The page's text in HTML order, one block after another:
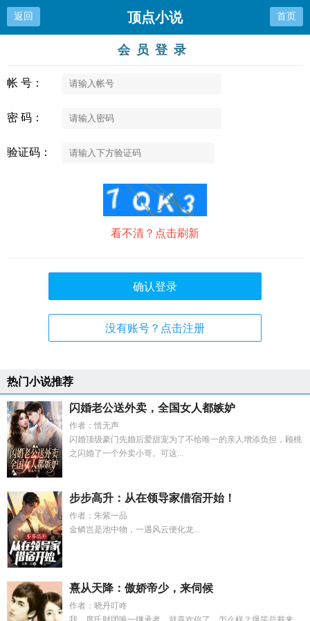
返回 顶点小说 首页
会员登录
帐 号：
密 码：
验证码：
看不清？点击刷新
确认登录
没有账号？点击注册
热门小说推荐
闪婚老公送外卖，全国女人都嫉妒
作者：惜无声
闪婚顶级豪门先婚后爱甜宠为了不给唯一的亲人增添负担，顾桃
之闪婚了一个外卖小哥。可这...
步步高升：从在领导家借宿开始！
作者：朱紫一品
金鳞岂是池中物，一遇风云便化龙...
熹从天降：傲娇帝少，来伺候
作者：晓丹叮咚